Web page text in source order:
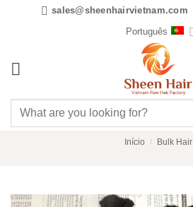
sales@sheenhairvietnam.com
Português
Pesquisar
Início / Bulk Hair